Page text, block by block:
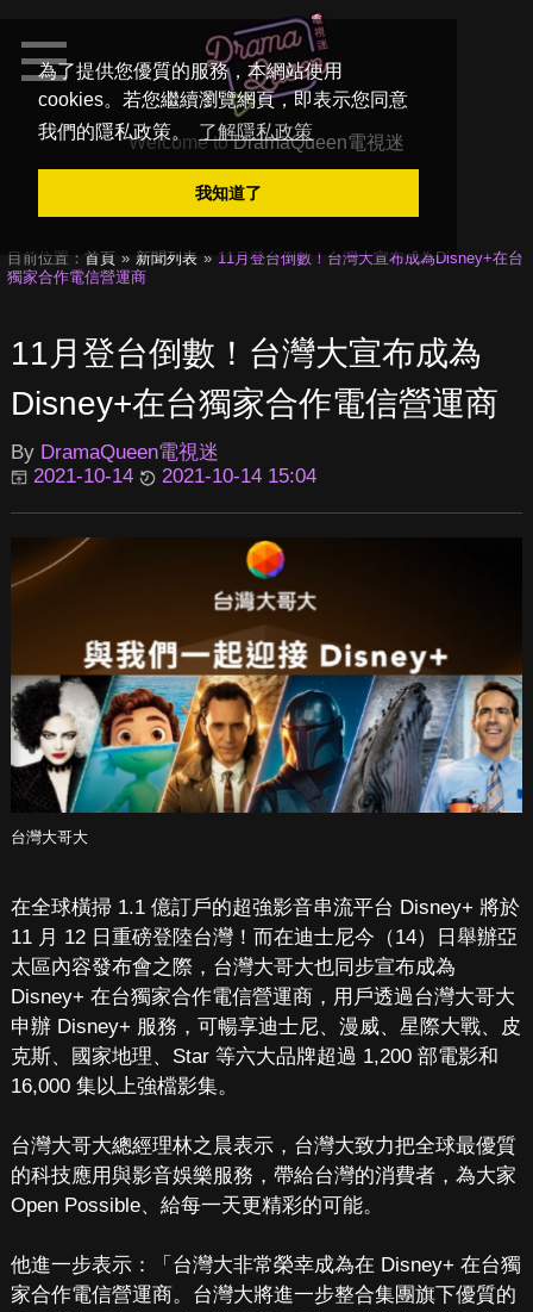
為了提供您優質的服務，本網站使用
cookies。若您繼續瀏覽網頁，即表示您同意
我們的隱私政策。
了解隱私政策
我知道了
Welcome toDramaQueen電視迷
目前位置： 首頁 新聞列表
11月登台倒數！台灣大宣布成為Disney+在台
獨家合作電信營運商
11月登台倒數！台灣大宣布成為
Disney+在台獨家合作電信營運商
By DramaQueen電視迷
2021-10-14
2021-10-14 15:04
台灣大哥大
在全球橫掃 1.1 億訂戶的超強影音串流平台 Disney+ 將於
11 月 12 日重磅登陸台灣！而在迪士尼今（14）日舉辦亞
太區內容發布會之際，台灣大哥大也同步宣布成為
Disney+ 在台獨家合作電信營運商，用戶透過台灣大哥大
申辦 Disney+ 服務，可暢享迪士尼、漫威、星際大戰、皮
克斯、國家地理、Star 等六大品牌超過 1,200 部電影和
16,000 集以上強檔影集。
台灣大哥大總經理林之晨表示，台灣大致力把全球最優質
的科技應用與影音娛樂服務，帶給台灣的消費者，為大家
Open Possible、給每一天更精彩的可能。
他進一步表示：「台灣大非常榮幸成為在 Disney+ 在台獨
家合作電信營運商。台灣大將進一步整合集團旗下優質的